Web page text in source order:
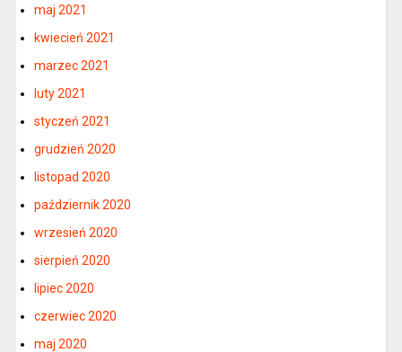
maj 2021
kwiecień 2021
marzec 2021
luty 2021
styczeń 2021
grudzień 2020
listopad 2020
październik 2020
wrzesień 2020
sierpień 2020
lipiec 2020
czerwiec 2020
maj 2020